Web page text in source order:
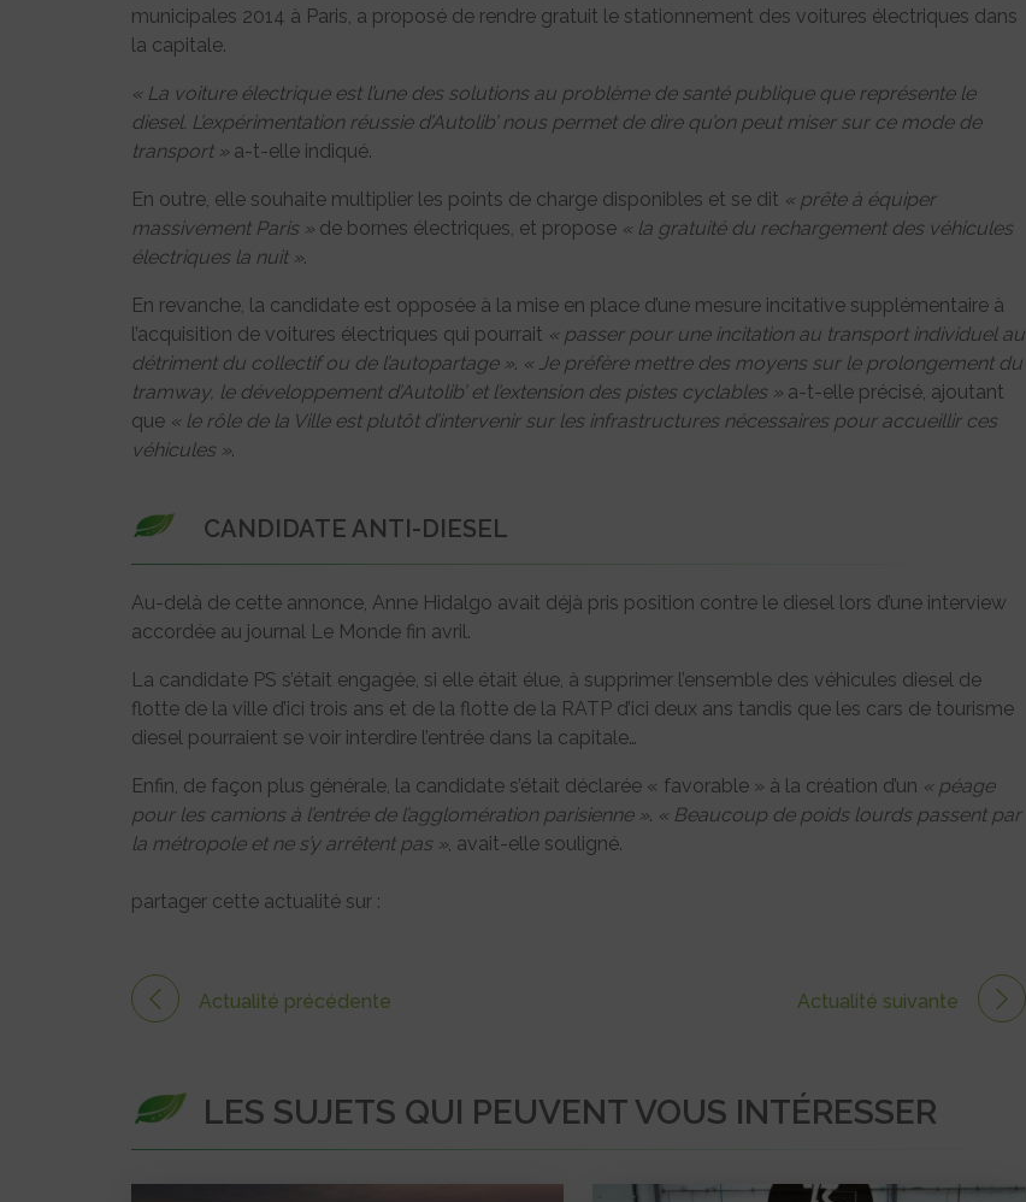
municipales 2014 à Paris, a proposé de rendre gratuit le stationnement des voitures électriques dans
la capitale.
« La voiture électrique est l’une des solutions au problème de santé publique que représente le
diesel. L’expérimentation réussie d’Autolib’ nous permet de dire qu’on peut miser sur ce mode de
transport » a-t-elle indiqué.
En outre, elle souhaite multiplier les points de charge disponibles et se dit « prête à équiper
massivement Paris » de bornes électriques, et propose « la gratuité du rechargement des véhicules
électriques la nuit ».
En revanche, la candidate est opposée à la mise en place d’une mesure incitative supplémentaire à
l’acquisition de voitures électriques qui pourrait « passer pour une incitation au transport individuel au
détriment du collectif ou de l’autopartage ». « Je préfère mettre des moyens sur le prolongement du
tramway, le développement d’Autolib’ et l’extension des pistes cyclables » a-t-elle précisé, ajoutant
que « le rôle de la Ville est plutôt d’intervenir sur les infrastructures nécessaires pour accueillir ces
véhicules ».
CANDIDATE ANTI-DIESEL
Au-delà de cette annonce, Anne Hidalgo avait déjà pris position contre le diesel lors d’une interview
accordée au journal Le Monde fin avril.
La candidate PS s’était engagée, si elle était élue, à supprimer l’ensemble des véhicules diesel de
flotte de la ville d’ici trois ans et de la flotte de la RATP d’ici deux ans tandis que les cars de tourisme
diesel pourraient se voir interdire l’entrée dans la capitale…
Enfin, de façon plus générale, la candidate s’était déclarée « favorable » à la création d’un « péage
pour les camions à l’entrée de l’agglomération parisienne ». « Beaucoup de poids lourds passent par
la métropole et ne s’y arrêtent pas » , avait-elle souligné.
partager cette actualité sur :
Actualité précédente Actualité suivante
LES SUJETS QUI PEUVENT VOUS INTÉRESSER